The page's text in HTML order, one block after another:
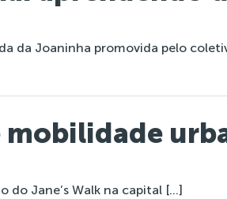
da Joaninha promovida pelo
mobilidade
do Jane’s Walk na capital […]